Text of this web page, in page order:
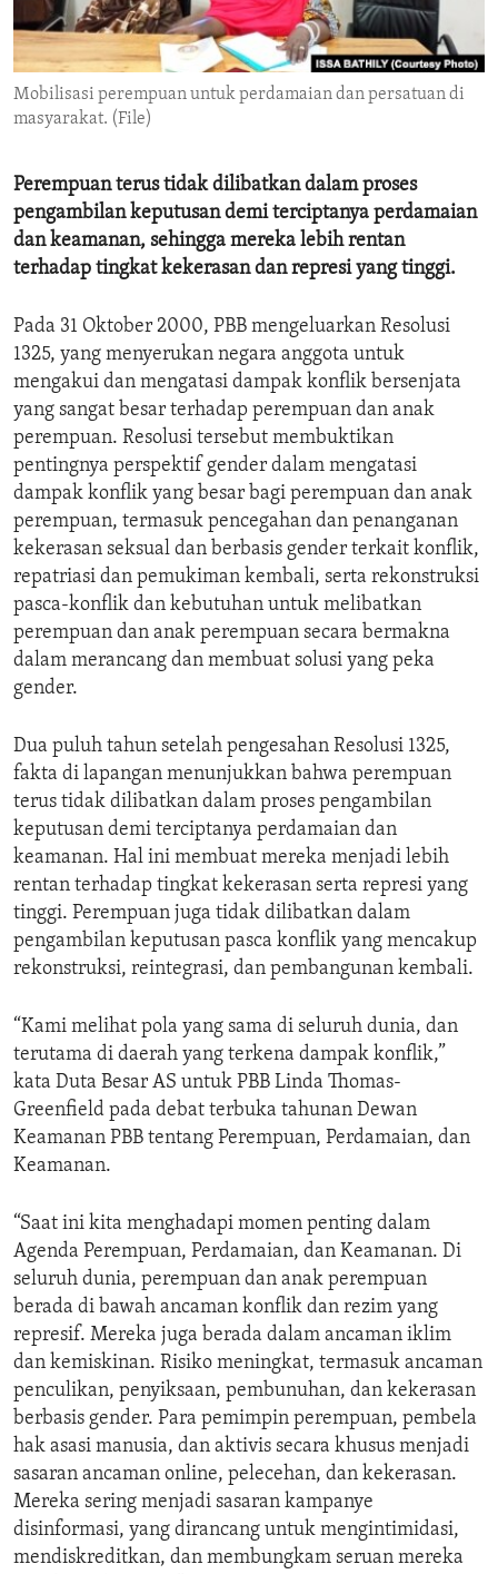
ENVIRONMENT AND HEALTH
IDEALS AND INSTITUTIONS
Mobilisasi perempuan untuk perdamaian dan persatuan di
masyarakat. (File)
Perempuan terus tidak dilibatkan dalam proses
pengambilan keputusan demi terciptanya perdamaian
dan keamanan, sehingga mereka lebih rentan
terhadap tingkat kekerasan dan represi yang tinggi.
Pada 31 Oktober 2000, PBB mengeluarkan Resolusi
1325, yang menyerukan negara anggota untuk
mengakui dan mengatasi dampak konflik bersenjata
yang sangat besar terhadap perempuan dan anak
perempuan. Resolusi tersebut membuktikan
pentingnya perspektif gender dalam mengatasi
dampak konflik yang besar bagi perempuan dan anak
perempuan, termasuk pencegahan dan penanganan
kekerasan seksual dan berbasis gender terkait konflik,
repatriasi dan pemukiman kembali, serta rekonstruksi
pasca-konflik dan kebutuhan untuk melibatkan
perempuan dan anak perempuan secara bermakna
dalam merancang dan membuat solusi yang peka
gender.
Dua puluh tahun setelah pengesahan Resolusi 1325,
fakta di lapangan menunjukkan bahwa perempuan
terus tidak dilibatkan dalam proses pengambilan
keputusan demi terciptanya perdamaian dan
keamanan. Hal ini membuat mereka menjadi lebih
rentan terhadap tingkat kekerasan serta represi yang
tinggi. Perempuan juga tidak dilibatkan dalam
pengambilan keputusan pasca konflik yang mencakup
rekonstruksi, reintegrasi, dan pembangunan kembali.
“Kami melihat pola yang sama di seluruh dunia, dan
terutama di daerah yang terkena dampak konflik,”
kata Duta Besar AS untuk PBB Linda Thomas-
Greenfield pada debat terbuka tahunan Dewan
Keamanan PBB tentang Perempuan, Perdamaian, dan
Keamanan.
“Saat ini kita menghadapi momen penting dalam
Agenda Perempuan, Perdamaian, dan Keamanan. Di
seluruh dunia, perempuan dan anak perempuan
berada di bawah ancaman konflik dan rezim yang
represif. Mereka juga berada dalam ancaman iklim
dan kemiskinan. Risiko meningkat, termasuk ancaman
penculikan, penyiksaan, pembunuhan, dan kekerasan
berbasis gender. Para pemimpin perempuan, pembela
hak asasi manusia, dan aktivis secara khusus menjadi
sasaran ancaman online, pelecehan, dan kekerasan.
Mereka sering menjadi sasaran kampanye
disinformasi, yang dirancang untuk mengintimidasi,
mendiskreditkan, dan membungkam seruan mereka